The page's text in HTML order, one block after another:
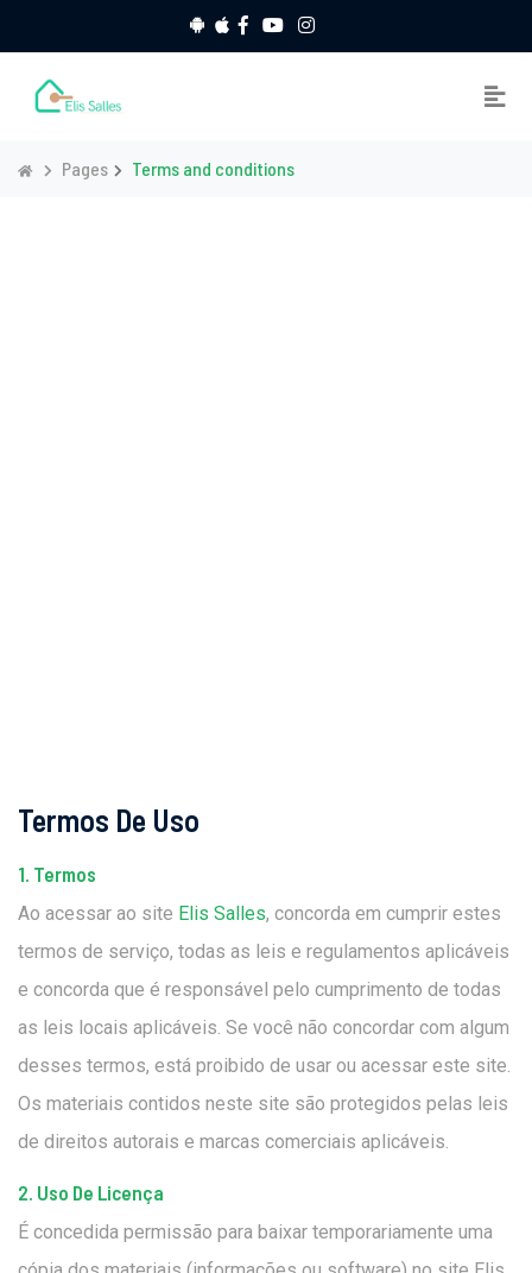
Pages Terms and conditions
Termos De Uso
1. Termos
Ao acessar ao site Elis Salles, concorda em cumprir estes
termos de serviço, todas as leis e regulamentos aplicáveis ​​
e concorda que é responsável pelo cumprimento de todas
as leis locais aplicáveis. Se você não concordar com algum
desses termos, está proibido de usar ou acessar este site.
Os materiais contidos neste site são protegidos pelas leis
de direitos autorais e marcas comerciais aplicáveis.
2. Uso De Licença
É concedida permissão para baixar temporariamente uma